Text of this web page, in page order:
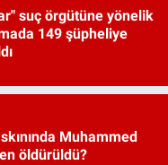
suç örgütüne yönelik
149 şüpheliye
Muhammed
öldürüldü?